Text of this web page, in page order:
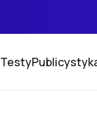
Testy